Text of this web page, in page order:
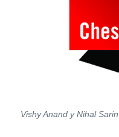
Vishy Anand y Nihal